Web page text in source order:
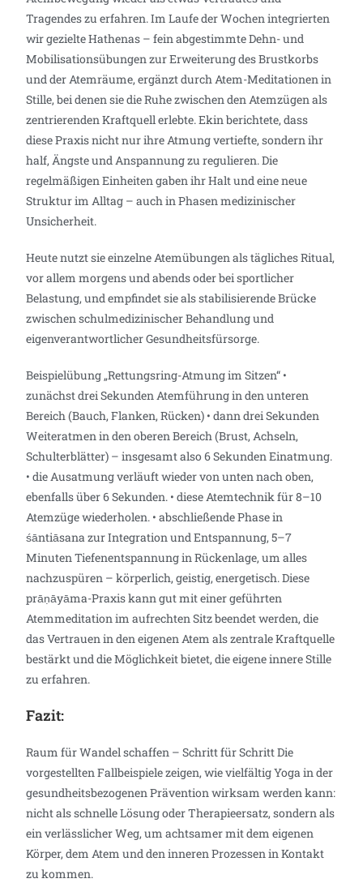
Tragendes zu erfahren. Im Laufe der Wochen integrierten
wir gezielte Hathenas – fein abgestimmte Dehn- und
Mobilisationsübungen zur Erweiterung des Brustkorbs
und der Atemräume, ergänzt durch Atem-Meditationen in
Stille, bei denen sie die Ruhe zwischen den Atemzügen als
zentrierenden Kraftquell erlebte. Ekin berichtete, dass
diese Praxis nicht nur ihre Atmung vertiefte, sondern ihr
half, Ängste und Anspannung zu regulieren. Die
regelmäßigen Einheiten gaben ihr Halt und eine neue
Struktur im Alltag – auch in Phasen medizinischer
Unsicherheit.
Heute nutzt sie einzelne Atemübungen als tägliches Ritual,
vor allem morgens und abends oder bei sportlicher
Belastung, und empfindet sie als stabilisierende Brücke
zwischen schulmedizinischer Behandlung und
eigenverantwortlicher Gesundheitsfürsorge.
Beispielübung „Rettungsring-Atmung im Sitzen“ •
zunächst drei Sekunden Atemführung in den unteren
Bereich (Bauch, Flanken, Rücken) • dann drei Sekunden
Weiteratmen in den oberen Bereich (Brust, Achseln,
Schulterblätter) – insgesamt also 6 Sekunden Einatmung.
• die Ausatmung verläuft wieder von unten nach oben,
ebenfalls über 6 Sekunden. • diese Atemtechnik für 8–10
Atemzüge wiederholen. • abschließende Phase in
śāntiāsana zur Integration und Entspannung, 5–7
Minuten Tiefenentspannung in Rückenlage, um alles
nachzuspüren – körperlich, geistig, energetisch. Diese
prāṇāyāma-Praxis kann gut mit einer geführten
Atemmeditation im aufrechten Sitz beendet werden, die
das Vertrauen in den eigenen Atem als zentrale Kraftquelle
bestärkt und die Möglichkeit bietet, die eigene innere Stille
zu erfahren.
Fazit:
Raum für Wandel schaffen – Schritt für Schritt Die
vorgestellten Fallbeispiele zeigen, wie vielfältig Yoga in der
gesundheitsbezogenen Prävention wirksam werden kann:
nicht als schnelle Lösung oder Therapieersatz, sondern als
ein verlässlicher Weg, um achtsamer mit dem eigenen
Körper, dem Atem und den inneren Prozessen in Kontakt
zu kommen.